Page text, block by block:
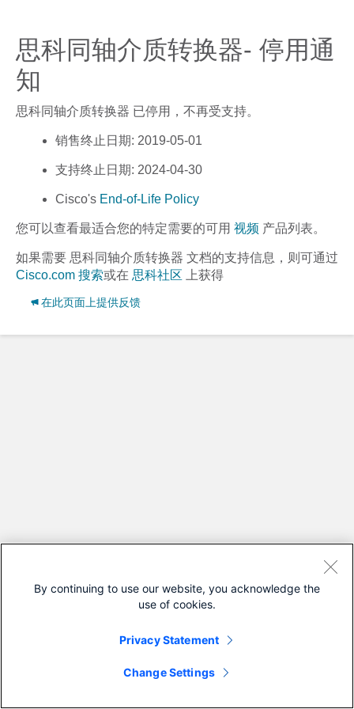
思科同轴介质转换器- 停用通
知
思科同轴介质转换器 已停用，不再受支持。
销售终止日期: 2019-05-01
支持终止日期: 2024-04-30
Cisco's End-of-Life Policy
您可以查看最适合您的特定需要的可用 视频 产品列表。
如果需要 思科同轴介质转换器 文档的支持信息，则可通过
Cisco.com 搜索或在 思科社区 上获得
在此页面上提供反馈
By continuing to use our website, you acknowledge the
use of cookies.
Privacy Statement
Change Settings